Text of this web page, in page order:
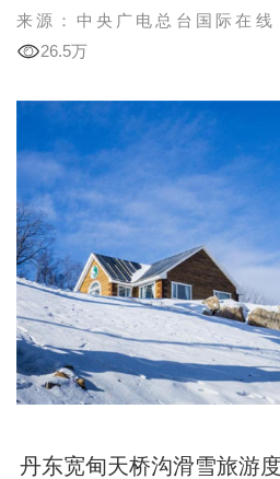
来源：中央广电总台国际在线
26.5万
丹东宽甸天桥沟滑雪旅游